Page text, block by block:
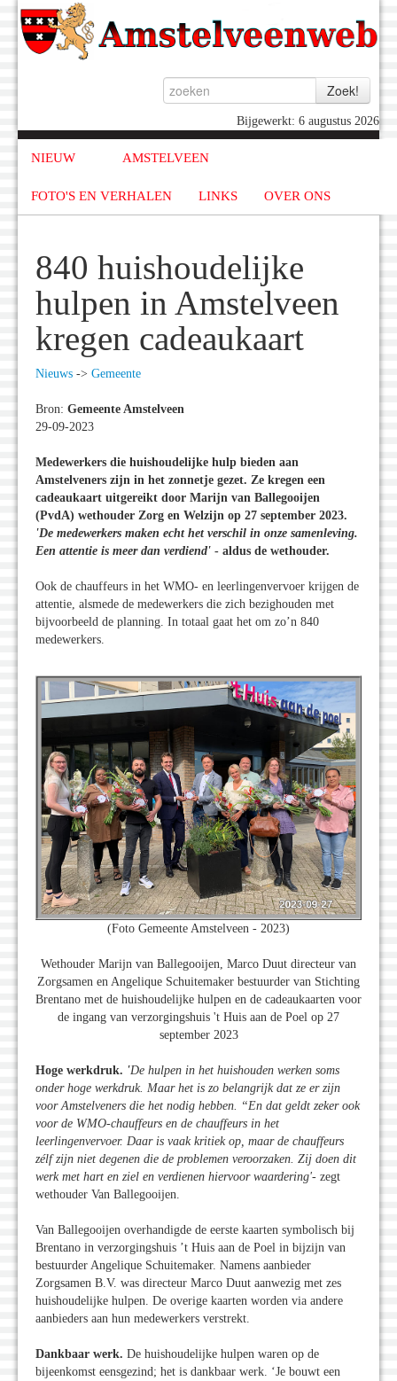
Bijgewerkt: 6 augustus 2026
NIEUW AMSTELVEEN
FOTO'S EN VERHALEN LINKS OVER ONS
840 huishoudelijke
hulpen in Amstelveen
kregen cadeaukaart
Nieuws -> Gemeente
Bron: Gemeente Amstelveen
29-09-2023
Medewerkers die huishoudelijke hulp bieden aan
Amstelveners zijn in het zonnetje gezet. Ze kregen een
cadeaukaart uitgereikt door Marijn van Ballegooijen
(PvdA) wethouder Zorg en Welzijn op 27 september 2023.
'De medewerkers maken echt het verschil in onze samenleving.
Een attentie is meer dan verdiend' - aldus de wethouder.
Ook de chauffeurs in het WMO- en leerlingenvervoer krijgen de
attentie, alsmede de medewerkers die zich bezighouden met
bijvoorbeeld de planning. In totaal gaat het om zo’n 840
medewerkers.
(Foto Gemeente Amstelveen - 2023)
Wethouder Marijn van Ballegooijen, Marco Duut directeur van
Zorgsamen en Angelique Schuitemaker bestuurder van Stichting
Brentano met de huishoudelijke hulpen en de cadeaukaarten voor
de ingang van verzorgingshuis 't Huis aan de Poel op 27
september 2023
Hoge werkdruk. 'De hulpen in het huishouden werken soms
onder hoge werkdruk. Maar het is zo belangrijk dat ze er zijn
voor Amstelveners die het nodig hebben. “En dat geldt zeker ook
voor de WMO-chauffeurs en de chauffeurs in het
leerlingenvervoer. Daar is vaak kritiek op, maar de chauffeurs
zélf zijn niet degenen die de problemen veroorzaken. Zij doen dit
werk met hart en ziel en verdienen hiervoor waardering'- zegt
wethouder Van Ballegooijen.
Van Ballegooijen overhandigde de eerste kaarten symbolisch bij
Brentano in verzorgingshuis ’t Huis aan de Poel in bijzijn van
bestuurder Angelique Schuitemaker. Namens aanbieder
Zorgsamen B.V. was directeur Marco Duut aanwezig met zes
huishoudelijke hulpen. De overige kaarten worden via andere
aanbieders aan hun medewerkers verstrekt.
Dankbaar werk. De huishoudelijke hulpen waren op de
bijeenkomst eensgezind; het is dankbaar werk. ‘Je bouwt een